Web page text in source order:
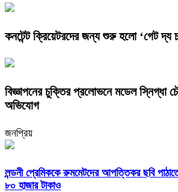
কনটেন্ট ক্রিয়েটরদের জন্য শুরু হলো ‘গেট দ্য
বিজ্ঞাপনের চুক্তির প্রলোভনে মডেল স্নিগ্ধা
অভিযোগ
জনপ্রিয়
লন্ডনী প্রেমিককে রুমমেটদের আপত্তিকর ছবি
৮০ হাজার টাকাও